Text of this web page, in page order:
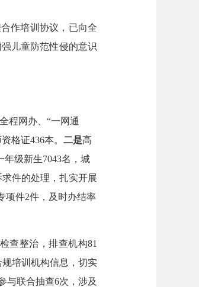
作培训协议，已向全
儿童防范性侵的意识
程网办、“一网通
格证436本。 二是高
年级新生7043名，城
件的处理，扎实开展
项件2件，及时办结率
查整治，排查机构81
培训机构信息，切实
与联合抽查6次，涉及